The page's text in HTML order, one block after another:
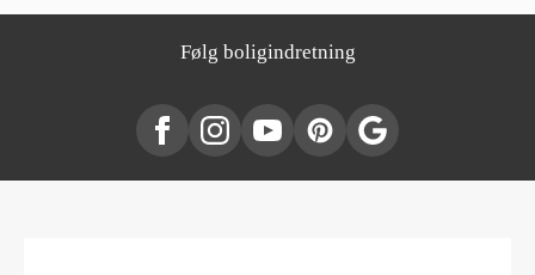
Følg boligindretning